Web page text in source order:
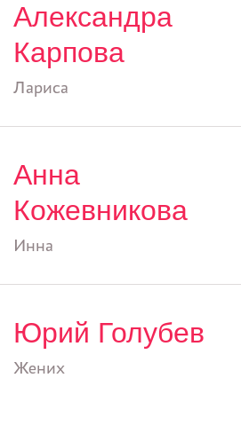
Александра
Карпова
Лариса
Анна
Кожевникова
Инна
Юрий Голубев
Жених